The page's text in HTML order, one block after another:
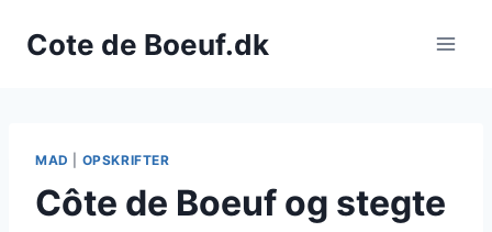
Cote de Boeuf.dk
MAD OPSKRIFTER
Côte de Boeuf og stegte